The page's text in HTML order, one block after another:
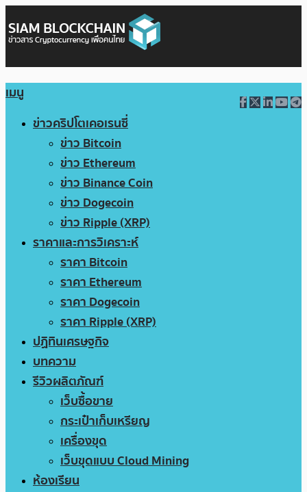
เมนู
ข่าวคริปโตเคอเรนซี่
ข่าว Bitcoin
ข่าว Ethereum
ข่าว Binance Coin
ข่าว Dogecoin
ข่าว Ripple (XRP)
ราคาและการวิเคราะห์
ราคา Bitcoin
ราคา Ethereum
ราคา Dogecoin
ราคา Ripple (XRP)
ปฏิทินเศรษฐกิจ
บทความ
รีวิวผลิตภัณฑ์
เว็บซื้อขาย
กระเป๋าเก็บเหรียญ
เครื่องขุด
เว็บขุดแบบ Cloud Mining
ห้องเรียน